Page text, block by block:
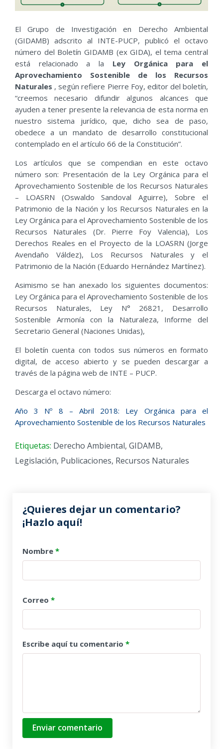
El Grupo de Investigación en Derecho Ambiental
(GIDAMB) adscrito al INTE-PUCP, publicó el octavo
número del Boletín GIDAMB (ex GIDA), el tema central
está relacionado a la Ley Orgánica para el
Aprovechamiento Sostenible de los Recursos
Naturales , según refiere Pierre Foy, editor del boletín,
“creemos necesario difundir algunos alcances que
ayuden a tener presente la relevancia de esta norma en
nuestro sistema jurídico, que, dicho sea de paso,
obedece a un mandato de desarrollo constitucional
contemplado en el artículo 66 de la Constitución”.
Los artículos que se compendian en este octavo
número son: Presentación de la Ley Orgánica para el
Aprovechamiento Sostenible de los Recursos Naturales
– LOASRN (Oswaldo Sandoval Aguirre), Sobre el
Patrimonio de la Nación y los Recursos Naturales en la
Ley Orgánica para el Aprovechamiento Sostenible de los
Recursos Naturales (Dr. Pierre Foy Valencia), Los
Derechos Reales en el Proyecto de la LOASRN (Jorge
Avendaño Váldez), Los Recursos Naturales y el
Patrimonio de la Nación (Eduardo Hernández Martínez).
Asimismo se han anexado los siguientes documentos:
Ley Orgánica para el Aprovechamiento Sostenible de los
Recursos Naturales, Ley N° 26821, Desarrollo
Sostenible Armonía con la Naturaleza, Informe del
Secretario General (Naciones Unidas),
El boletín cuenta con todos sus números en formato
digital, de acceso abierto y se pueden descargar a
través de la página web de INTE – PUCP.
Descarga el octavo número:
Año 3 Nº 8 – Abril 2018: Ley Orgánica para el
Aprovechamiento Sostenible de los Recursos Naturales
Etiquetas: Derecho Ambiental, GIDAMB,
Legislación, Publicaciones, Recursos Naturales
¿Quieres dejar un comentario?
¡Hazlo aquí!
Nombre *
Correo *
Escribe aquí tu comentario *
Enviar comentario